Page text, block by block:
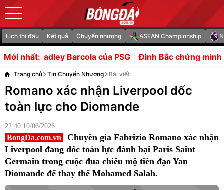
Lịch thi đấu Kết quả Chuyển nhượng ASEAN Championship
Mới nhất:của PSG Đình Bắc chứng minh bản lĩnh sau cú
Trang chủ Tin Chuyển Nhượng Bài viết
Romano xác nhận Liverpool dốc
toàn lực cho Diomande
22:40 10/06/2026
BongDa.com.vn
Chuyên gia Fabrizio Romano xác nhận
Liverpool đang dốc toàn lực đánh bại Paris Saint
Germain trong cuộc đua chiêu mộ tiền đạo Yan
Diomande để thay thế Mohamed Salah.